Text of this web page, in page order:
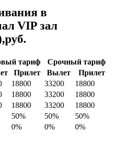
в
VIP зал
тариф
Срочный тариф
Прилет Вылет
Прилет
18800 33200
18800
18800 33200
18800
18800 33200
18800
50% 50%
50%
0% 0% 0%